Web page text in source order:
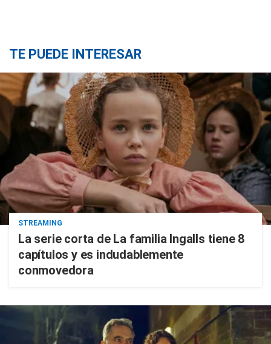
TE PUEDE INTERESAR
STREAMING
La serie corta de La familia Ingalls tiene 8
capítulos y es indudablemente
conmovedora